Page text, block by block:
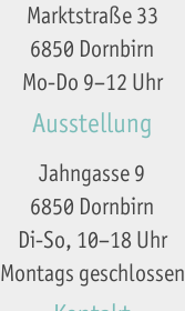
Marktstraße 33
6850 Dornbirn
Mo-Do 9–12 Uhr
Ausstellung
Jahngasse 9
6850 Dornbirn
Di-So, 10–18 Uhr
Montags geschlossen